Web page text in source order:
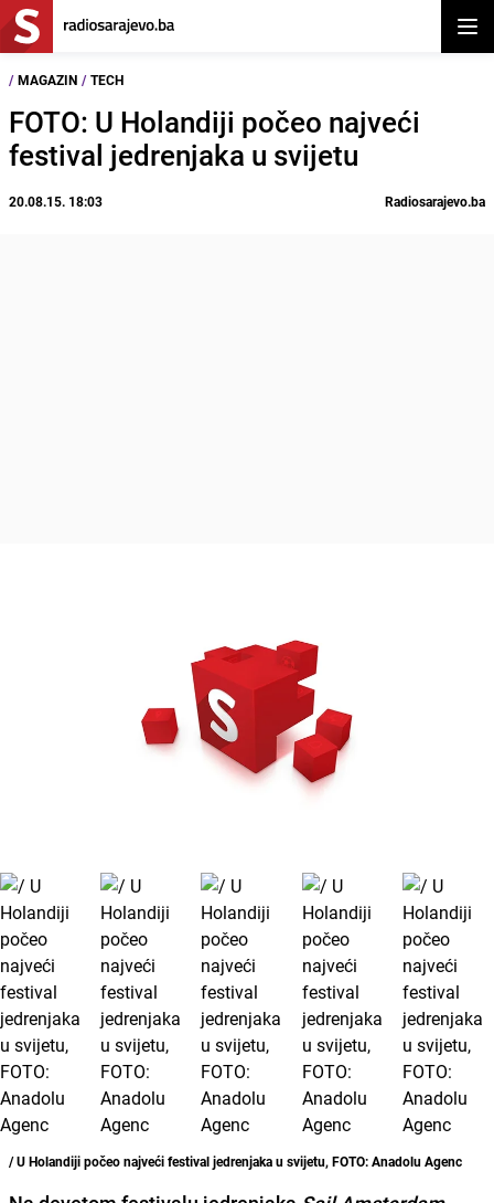
/ MAGAZIN / TECH
FOTO: U Holandiji počeo najveći
festival jedrenjaka u svijetu
20.08.15. 18:03 Radiosarajevo.ba
/ U Holandiji počeo najveći festival jedrenjaka u svijetu, FOTO: Anadolu Agenc